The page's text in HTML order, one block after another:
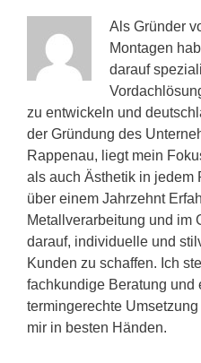
Als Gründer
Montagen
darauf
zu entwickeln und
der Gründung des
Rappenau, liegt mein
als auch Ästhetik in jedem
über einem Jahrzehnt
Metallverarbeitung und im
darauf, individuelle und
Kunden zu schaffen. Ich
fachkundige Beratung und
termingerechte
mir in besten Händen.